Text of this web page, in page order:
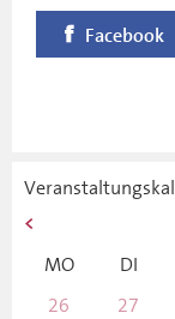
Facebook
MO
DI
26
27